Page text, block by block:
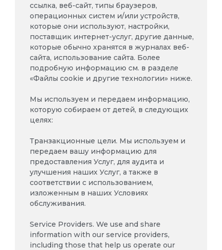
ссылка, веб-сайт, типы браузеров,
операционных систем и/или устройств,
которые они используют, настройки,
поставщик интернет-услуг, другие данные,
которые обычно хранятся в журналах веб-
сайта, использование сайта. Более
подробную информацию см. в разделе
«Файлы cookie и другие технологии» ниже.
Мы используем и передаем информацию,
которую собираем от детей, в следующих
целях:
Транзакционные цели. Мы используем и
передаем вашу информацию для
предоставления Услуг, для аудита и
улучшения наших Услуг, а также в
соответствии с использованием,
изложенным в наших Условиях
обслуживания.
Service Providers. We use and share
information with our service providers,
including those that help us operate our